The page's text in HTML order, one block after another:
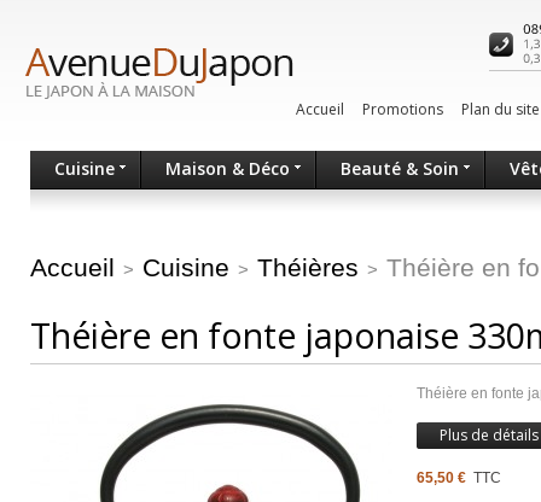
Accueil Promotions Plan du site
Cuisine Maison & Déco Beauté & Soin
Accueil > Cuisine > Théières > Théière en
Théière en fonte japonaise
Théière en fonte
Plus de détails
65,50 € TTC